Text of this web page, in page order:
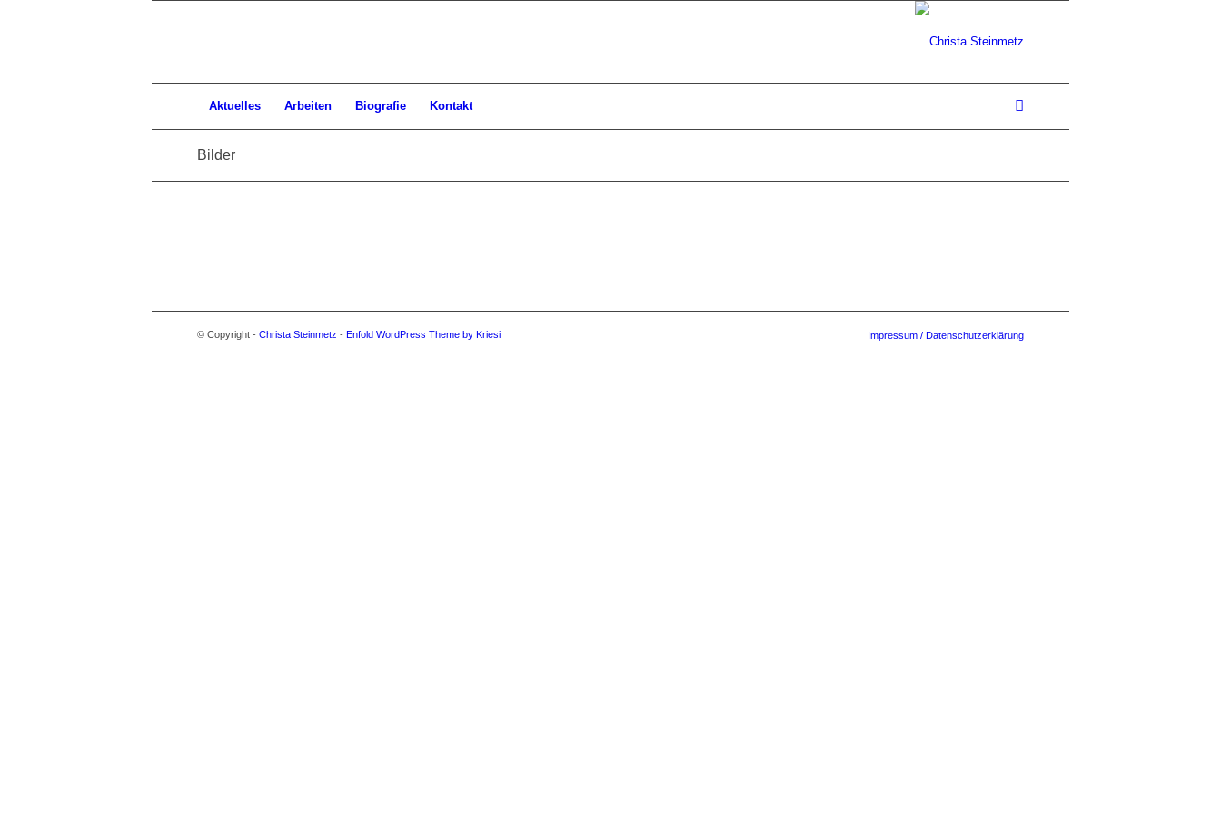
Aktuelles Arbeiten Biografie Kontakt
Bilder
© Copyright - Christa Steinmetz - Enfold WordPress Theme by Kriesi Impressum / Datenschutzerklärung